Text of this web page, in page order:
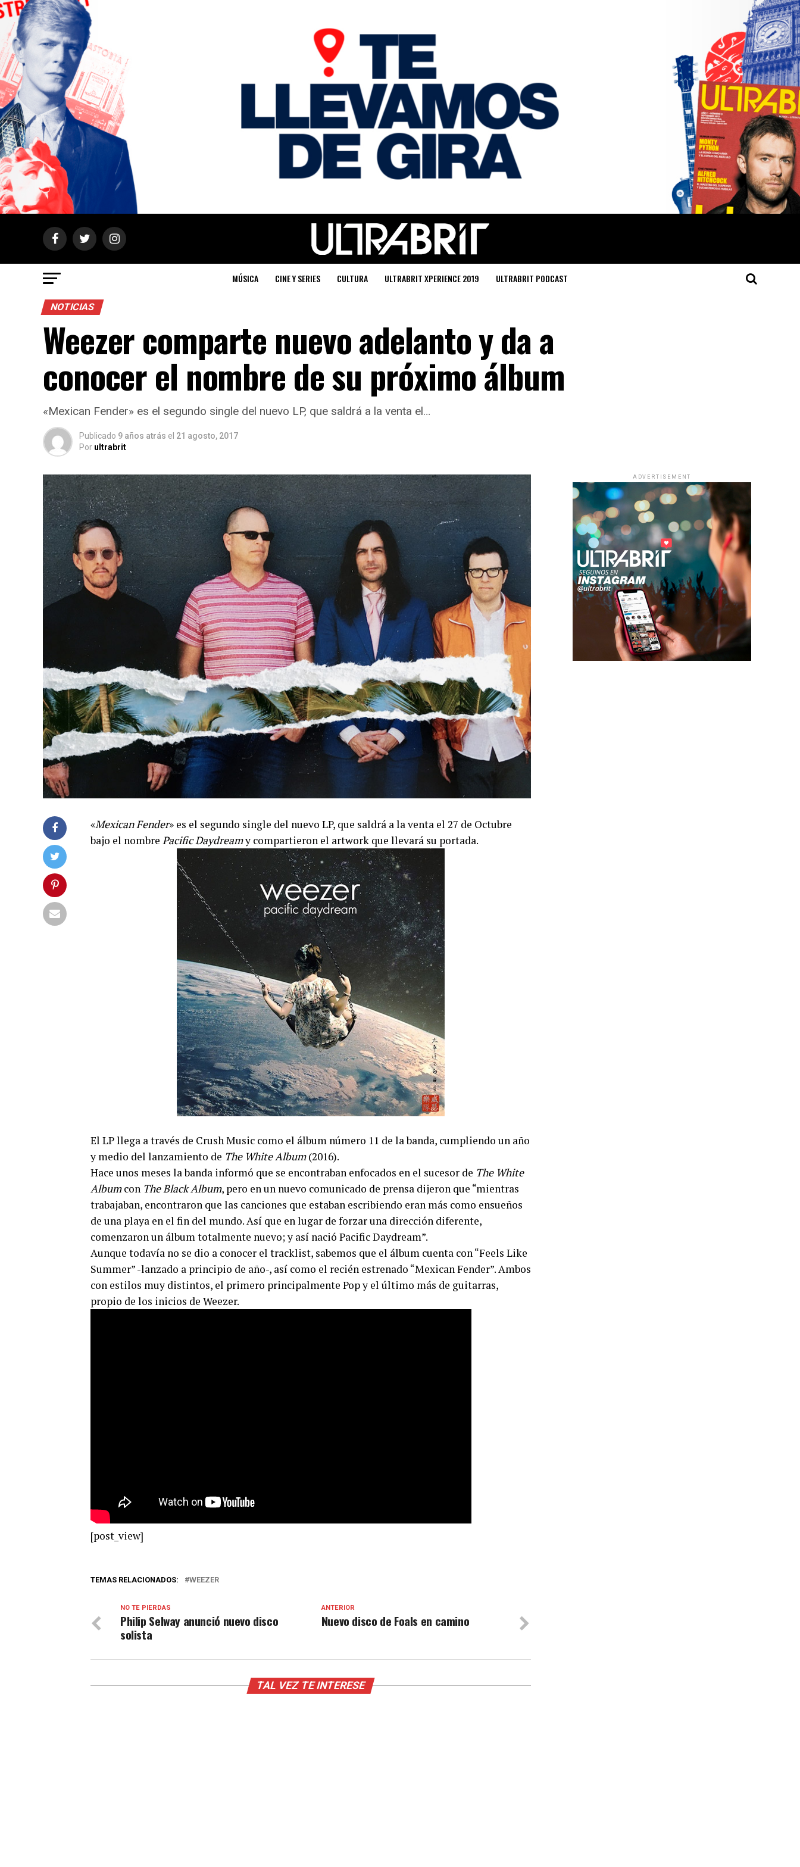
MÚSICA CINE Y SERIES CULTURA ULTRABRIT XPERIENCE 2019 ULTRABRIT PODCAST
NOTICIAS
Weezer comparte nuevo adelanto y da a
conocer el nombre de su próximo álbum
«Mexican Fender» es el segundo single del nuevo LP, que saldrá a la venta el…
Publicado 9 años atrás el 21 agosto, 2017
Por ultrabrit
«Mexican Fender» es el segundo single del nuevo LP, que saldrá a la venta el 27 de Octubre
bajo el nombre Pacific Daydreamy compartieron el artwork que llevará su portada.
El LP llega a través de Crush Music como el álbum número 11 de la banda, cumpliendo un año
y medio del lanzamiento de The White Album(2016).
Hace unos meses la banda informó que se encontraban enfocados en el sucesor de The White
Albumcon The Black Album, pero en un nuevo comunicado de prensa dijeron que “mientras
trabajaban, encontraron que las canciones que estaban escribiendo eran más como ensueños
de una playa en el fin del mundo. Así que en lugar de forzar una dirección diferente,
comenzaron un álbum totalmente nuevo; y así nació Pacific Daydream”.
Aunque todavía no se dio a conocer el tracklist, sabemos que el álbum cuenta con “Feels Like
Summer” -lanzado a principio de año-, así como el recién estrenado “Mexican Fender”. Ambos
con estilos muy distintos, el primero principalmente Pop y el último más de guitarras,
propio de los inicios de Weezer.
[post_view]
TEMAS RELACIONADOS: WEEZER
ANTERIOR
Nuevo disco de Foals en camino
NO TE PIERDAS
Philip Selway anunció nuevo disco
solista
TAL VEZ TE INTERESE
ADVERTISEMENT